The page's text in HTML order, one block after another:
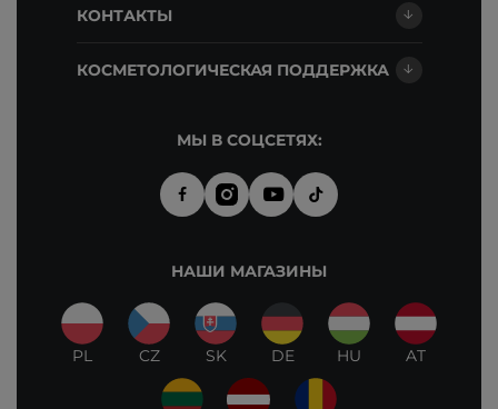
КОНТАКТЫ
КОСМЕТОЛОГИЧЕСКАЯ ПОДДЕРЖКА
МЫ В СОЦСЕТЯХ:
НАШИ МАГАЗИНЫ
PL CZ SK DE HU AT